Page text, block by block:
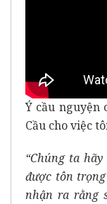
Ý cầu nguyện
Cầu cho việc
“Chúng ta
được tôn
nhận ra rằng